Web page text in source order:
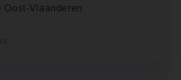
Oost-Vlaanderen
Onder­ne­min­gen Van­b­